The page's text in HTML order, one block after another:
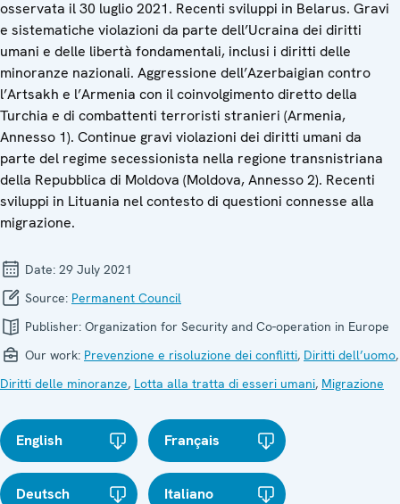
osservata il 30 luglio 2021. Recenti sviluppi in Belarus. Gravi
e sistematiche violazioni da parte dell’Ucraina dei diritti
umani e delle libertà fondamentali, inclusi i diritti delle
minoranze nazionali. Aggressione dell’Azerbaigian contro
l’Artsakh e l’Armenia con il coinvolgimento diretto della
Turchia e di combattenti terroristi stranieri (Armenia,
Annesso 1). Continue gravi violazioni dei diritti umani da
parte del regime secessionista nella regione transnistriana
della Repubblica di Moldova (Moldova, Annesso 2). Recenti
sviluppi in Lituania nel contesto di questioni connesse alla
migrazione.
Date: 29 July 2021
Source: Permanent Council
Publisher: Organization for Security and Co-operation in Europe
Our work: Prevenzione e risoluzione dei conflitti, Diritti dell’uomo,
Diritti delle minoranze, Lotta alla tratta di esseri umani, Migrazione
English Français
Deutsch Italiano